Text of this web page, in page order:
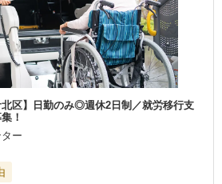
北区】日勤のみ◎週休2日制／就労移行支
！
ー